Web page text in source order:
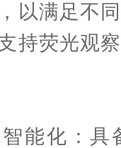
以满足不
持荧光观
化：具